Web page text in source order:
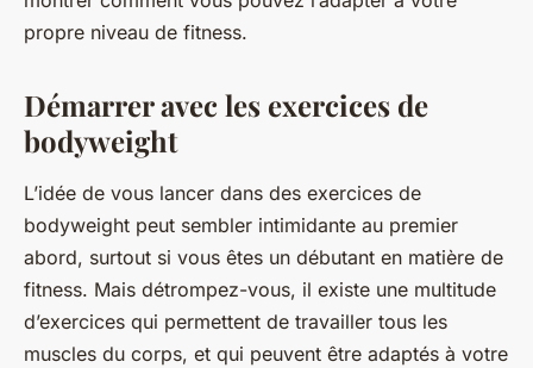
propre niveau de fitness.
Démarrer avec les exercices de
bodyweight
L’idée de vous lancer dans des exercices de
bodyweight peut sembler intimidante au premier
abord, surtout si vous êtes un débutant en matière de
fitness. Mais détrompez-vous, il existe une multitude
d’exercices qui permettent de travailler tous les
muscles du corps, et qui peuvent être adaptés à votre